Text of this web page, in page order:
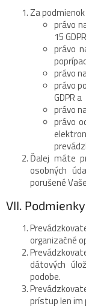
Za
právo
15
právo
právo
právo
GDPR a
právo
právo
Ďalej máte
osobných
porušené
VII.
organizačné
dátových
podobe.
prístup len im